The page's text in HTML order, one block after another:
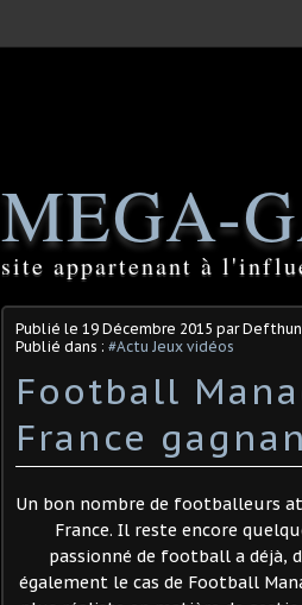
MEGA-
site appartenant à
Publié le 19 Décembre 2015 par
Publié dans : #Actu Jeux vidéos
Football
Un bon nombre de footballeurs
France. Il reste encore
passionné de football a déjà,
également le cas de Football